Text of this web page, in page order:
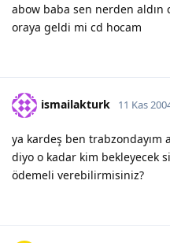
abow baba sen nerden
oraya geldi mi cd hocam
ismailakturk 11 Kas
ya kardeş ben trabzondayım
diyo o kadar kim bekleyecek
ödemeli verebilirmisiniz?